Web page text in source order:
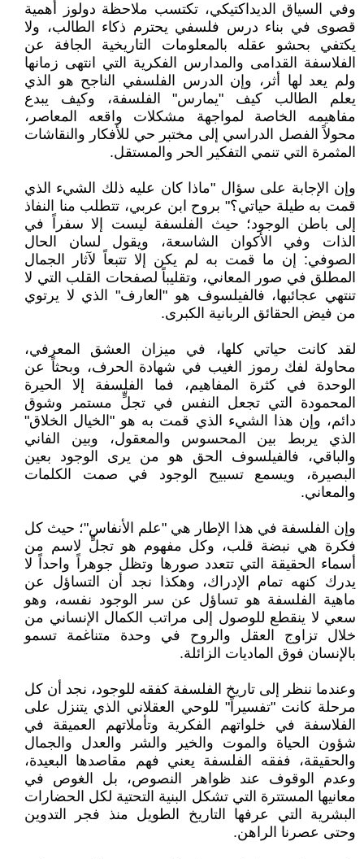
وفي السياق الديداكتيكي، تكتسب ملاحظة دولوز أهمية
قصوى في بناء درس فلسفي يحترم ذكاء الطالب، ولا
يكتفي بحشو عقله بالمعلومات التاريخية الجافة عن
الفلاسفة القدامى والمدارس الفكرية التي انتهى زمانها
ولم يعد لها أثر، وإن الدرس الفلسفي الناجح هو الذي
يعلم الطالب كيف "يمارس" الفلسفة، وكيف يبدع
مفاهيمه الخاصة لمواجهة مشكلات واقعه المعاصر،
محولاً الفصل الدراسي إلى مختبر حي للأفكار والنقاشات
المثمرة التي تنمي التفكير الحر والمستقل.
وإن الإجابة على سؤال "ماذا كان عليه ذلك الشيء الذي
قمت به طيلة حياتي؟" بروح ابن عربي، تتطلب منا النفاذ
إلى باطن الوجود؛ حيث الفلسفة ليست إلا سفراً في
الذات وفي الأكوان الشاسعة، ويقول لسان الحال
الصوفي: إن ما قمت به لم يكن إلا تتبعاً لآثار الجمال
المطلق في صور المعاني، وتقليباً لصفحات القلب التي لا
تنتهي عجائبها، فالفيلسوف هو "العارف" الذي لا يرتوي
من فيض الحقائق الربانية الكبرى.
لقد كانت حياتي كلها، في ميزان العشق المعرفي،
محاولة لفك رموز الغيب في شهادة الحرف، وبحثاً عن
الوحدة في كثرة المفاهيم، فما الفلسفة إلا الحيرة
المحمودة التي تجعل النفس في تجلٍّ مستمر وشوق
دائم، وإن هذا الشيء الذي قمت به هو "الخيال الخلاق"
الذي يربط بين المحسوس والمعقول، وبين الفاني
والباقي، فالفيلسوف الحق هو من يرى الوجود بعين
البصيرة، ويسمع تسبيح الوجود في صمت الكلمات
والمعاني.
وإن الفلسفة في هذا الإطار هي "علم الأنفاس"؛ حيث كل
فكرة هي نبضة قلب، وكل مفهوم هو تجلٍّ لاسم من
أسماء الحقيقة التي تتعدد صورها وتظل جوهراً واحداً لا
يدرك كنهه تمام الإدراك، وهكذا نجد أن التساؤل عن
ماهية الفلسفة هو تساؤل عن سر الوجود نفسه، وهو
سعي لا ينقطع للوصول إلى مراتب الكمال الإنساني من
خلال تزاوج العقل والروح في وحدة متناغمة تسمو
بالإنسان فوق الماديات الزائلة.
وعندما ننظر إلى تاريخ الفلسفة كفقه للوجود، نجد أن كل
مرحلة كانت "تفسيراً" للوحي العقلاني الذي يتنزل على
الفلاسفة في خلواتهم الفكرية وتأملاتهم العميقة في
شؤون الحياة والموت والخير والشر والعدل والجمال
والحقيقة، ففقه الفلسفة يعني فهم مقاصدها البعيدة،
وعدم الوقوف عند ظواهر النصوص، بل الغوص في
معانيها المستترة التي تشكل البنية التحتية لكل الحضارات
البشرية التي عرفها التاريخ الطويل منذ فجر التدوين
وحتى عصرنا الراهن.